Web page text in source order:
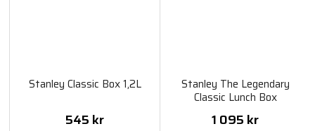
Stanley Classic Box 1,2L
545 kr
Stanley The Legendary
Classic Lunch Box
1 095 kr